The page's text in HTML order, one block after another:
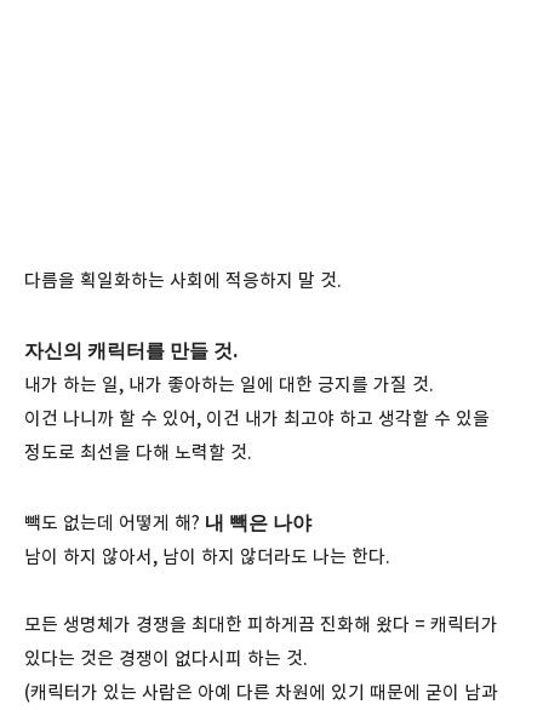
다름을 획일화하는 사회에 적응하지 말 것.
자신의 캐릭터를 만들 것.
내가 하는 일, 내가 좋아하는 일에 대한 긍지를 가질 것.
이건 나니까 할 수 있어, 이건 내가 최고야 하고 생각할 수 있을
정도로 최선을 다해 노력할 것.
빽도 없는데 어떻게 해? 내 빽은 나야
남이 하지 않아서, 남이 하지 않더라도 나는 한다.
모든 생명체가 경쟁을 최대한 피하게끔 진화해 왔다 = 캐릭터가
있다는 것은 경쟁이 없다시피 하는 것.
(캐릭터가 있는 사람은 아예 다른 차원에 있기 때문에 굳이 남과